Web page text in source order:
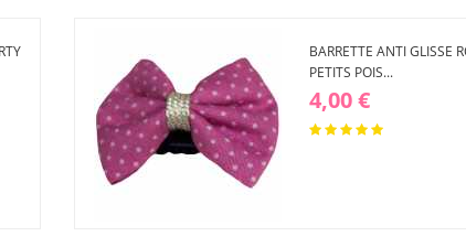
BARRETTE ANTI GLISSE
PETITS POIS...
4,00 €